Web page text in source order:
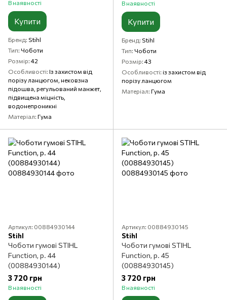
В наявності
Купити
Бренд Stihl
Тип Чоботи
Розмір 42
Особливості Із захистом від
порізу ланцюгом, нековзна
підошва, регульований манжет,
підвищена міцність,
водонепроникні
Матеріал Гума
В наявності
Купити
Бренд Stihl
Тип Чоботи
Розмір 43
Особливості із захистом від
порізу ланцюгом
Матеріал Гума
Артикул: 00884930144
Stihl
Чоботи гумові STIHL
Function, р. 44
(00884930144)
3 720 грн
В наявності
Артикул: 00884930145
Stihl
Чоботи гумові STIHL
Function, р. 45
(00884930145)
3 720 грн
В наявності